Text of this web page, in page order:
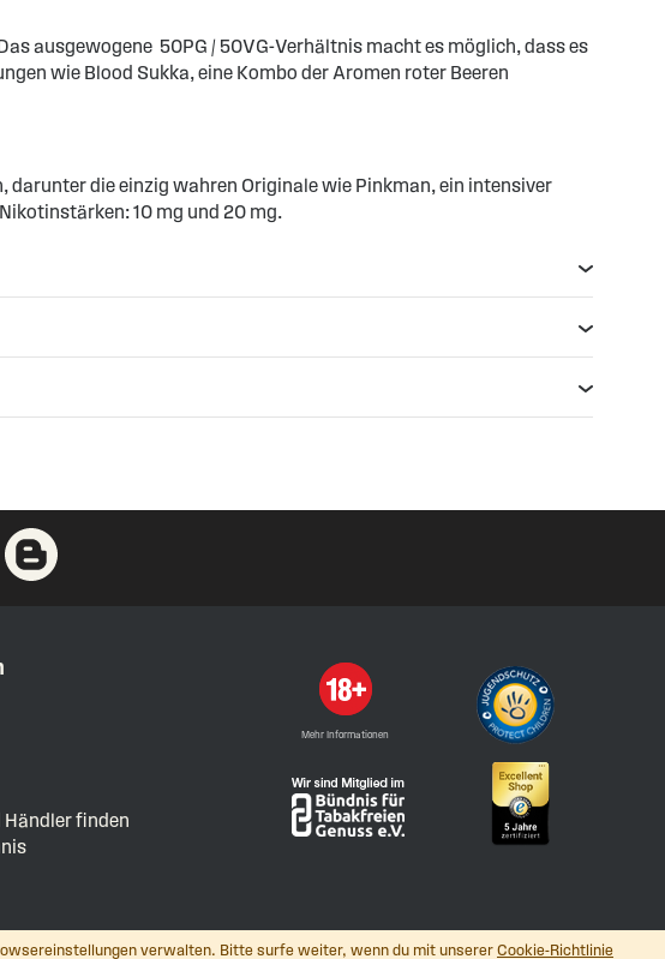
verwalten. Bitte surfe weiter, wenn du mit unserer Cookie-Richtlinie
ausgewogene 50PG / 50VG-Verhältnis macht es möglich, dass es
wie Blood Sukka, eine Kombo der Aromen roter Beeren
die einzig wahren Originale wie Pinkman, ein intensiver
10 mg und 20 mg.
finden
Mehr Informationen